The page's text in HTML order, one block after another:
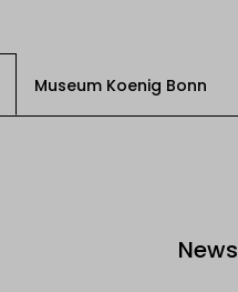
Museum Koenig Bonn
News